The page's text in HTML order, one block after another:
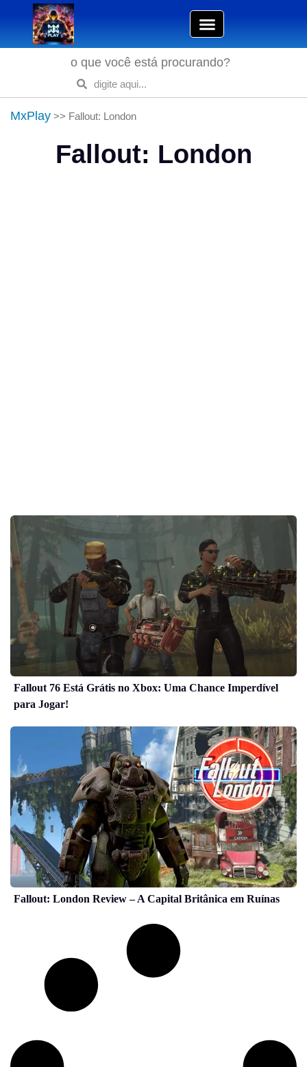
o que você está procurando?
MxPlay >> Fallout: London
Fallout: London
Fallout 76 Está Grátis no Xbox: Uma Chance Imperdível
para Jogar!
Fallout: London Review – A Capital Britânica em Ruínas